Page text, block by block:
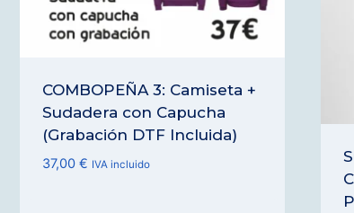
COMBOPEÑA 3: Camiseta +
Sudadera con Capucha
(Grabación DTF Incluida)
37,00 € IVA incluido